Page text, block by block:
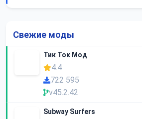
Свежие моды
Тик Ток Мод
4.4
722 595
v45.2.42
Subway Surfers